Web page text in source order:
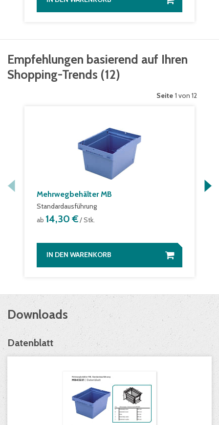
Empfehlungen basierend auf Ihren
Shopping-Trends (12)
Seite 1 von 12
Mehrwegbehälter MB
Standardausführung
ab 14,30 €/ Stk.
IN DEN WARENKORB
Downloads
Datenblatt